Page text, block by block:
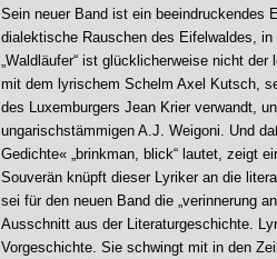
Sein neuer Band ist ein beeindruckendes
dialektische Rauschen des Eifelwaldes,
„Waldläufer“ ist glücklicherweise nicht
mit dem lyrischem Schelm Axel Kutsch,
des Luxemburgers Jean Krier verwandt,
ungarischstämmigen A.J. Weigoni. Und
Gedichte« „brinkman, blick“ lautet, zeigt
Souverän knüpft dieser Lyriker an die
sei für den neuen Band die „verinnerung
Ausschnitt aus der Literaturgeschichte.
Vorgeschichte. Sie schwingt mit in den